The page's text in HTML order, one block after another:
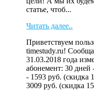
статье, чтоб...
Читать далее..
Приветствуем
timestudy.ru!
31.03.2018 года
абонемент: 30 дней
- 1593 руб. (скидка
3009 руб. (скидка